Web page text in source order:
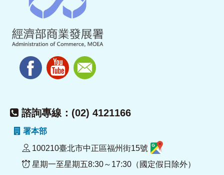
諮詢專線：(02) 4121166
署本部
100210臺北市中正區福州街15號
星期一至星期五8:30～17:30（國定假日除外）